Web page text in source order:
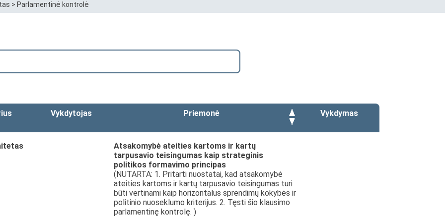
> Parlamentinė kontrolė
Vykdytojas Priemonė Vykdymas
Atsakomybė ateities kartoms ir kartų
tarpusavio teisingumas kaip strateginis
politikos formavimo principas
(NUTARTA: 1. Pritarti nuostatai, kad atsakomybė
ateities kartoms ir kartų tarpusavio teisingumas turi
būti vertinami kaip horizontalus sprendimų kokybės ir
politinio nuoseklumo kriterijus. 2. Tęsti šio klausimo
parlamentinę kontrolę. )